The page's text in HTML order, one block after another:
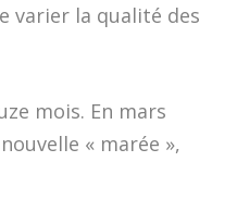
varier la qualité des
mois. En mars
« marée »,